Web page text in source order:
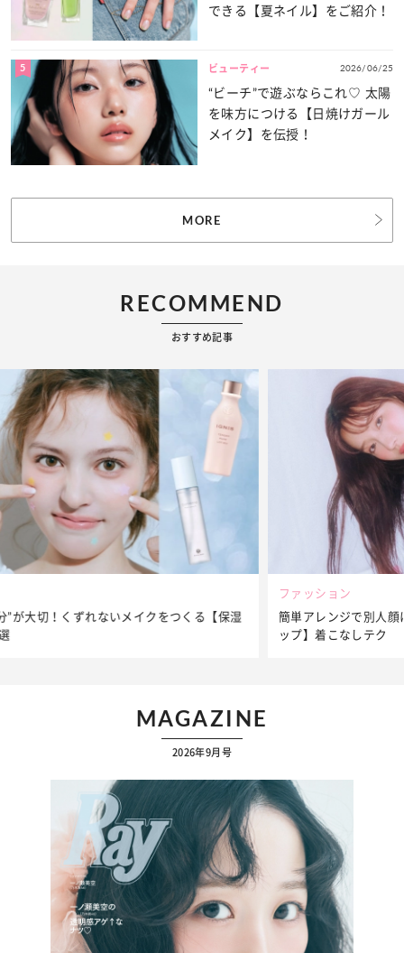
できる【夏ネイル】をご紹介！
5 ビューティー 2026/06/25
“ビーチ”で遊ぶならこれ♡ 太陽
を味方につける【日焼けガール
メイク】を伝授！
MORE
RECOMMEND
おすすめ記事
簡単アレンジで別人顔に♡ こなれ感たっぷりの【そでロールア
MAGAZINE
2026年9月号